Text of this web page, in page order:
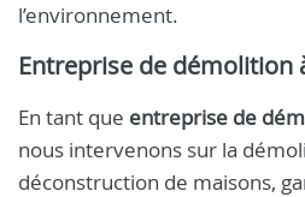
l’environnement.
Entreprise de démolition
En tant que entreprise de
nous intervenons sur la
déconstruction de maisons,